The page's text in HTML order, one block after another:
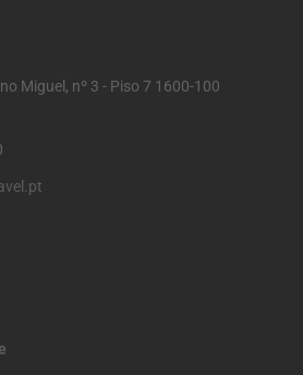
Miguel, nº 3 - Piso 7 1600-100